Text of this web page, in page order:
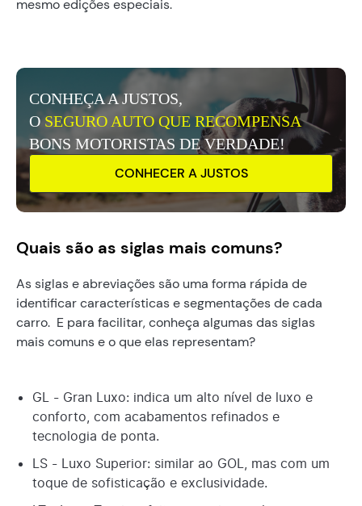
mesmo edições especiais.
CONHEÇA A JUSTOS,
OSEGURO AUTO QUE RECOMPENSA
BONS MOTORISTAS DE VERDADE!
CONHECER A JUSTOS
Quais são as siglas mais comuns?
As siglas e abreviações são uma forma rápida de
identificar características e segmentações de cada
carro. E para facilitar, conheça algumas das siglas
mais comuns e o que elas representam?
GL - Gran Luxo: indica um alto nível de luxo e
conforto, com acabamentos refinados e
tecnologia de ponta.
LS - Luxo Superior: similar ao GOL, mas com um
toque de sofisticação e exclusividade.